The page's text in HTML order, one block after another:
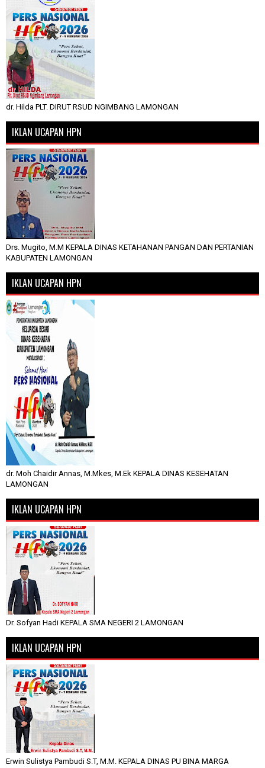
dr. Hilda PLT. DIRUT RSUD NGIMBANG LAMONGAN
IKLAN UCAPAN HPN
Drs. Mugito, M.M KEPALA DINAS KETAHANAN PANGAN DAN PERTANIAN
KABUPATEN LAMONGAN
IKLAN UCAPAN HPN
dr. Moh Chaidir Annas, M.Mkes, M.Ek KEPALA DINAS KESEHATAN
LAMONGAN
IKLAN UCAPAN HPN
Dr. Sofyan Hadi KEPALA SMA NEGERI 2 LAMONGAN
IKLAN UCAPAN HPN
Erwin Sulistya Pambudi S.T, M.M. KEPALA DINAS PU BINA MARGA